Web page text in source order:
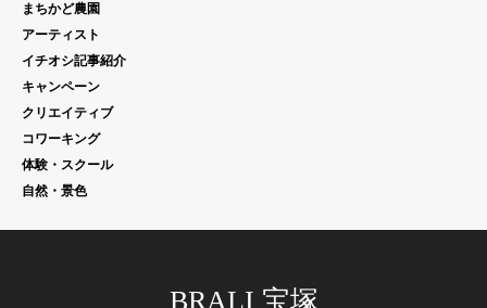
まちかど農園
アーティスト
イチオシ記事紹介
キャンペーン
クリエイティブ
コワーキング
体験・スクール
自然・景色
BRALI 宝塚